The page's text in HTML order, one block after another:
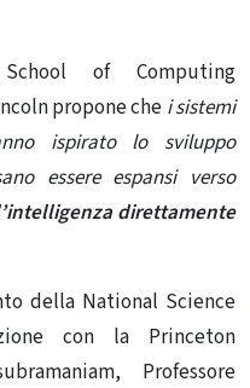
of Computing
propone che i sistemi
ispirato lo sviluppo
essere espansi verso
direttamente
della National Science
con la Princeton
Professore